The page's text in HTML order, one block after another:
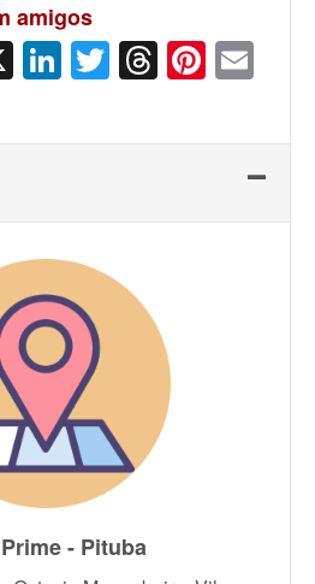
amigos
X LinkedIn
Twitter
Threads
- Pituba